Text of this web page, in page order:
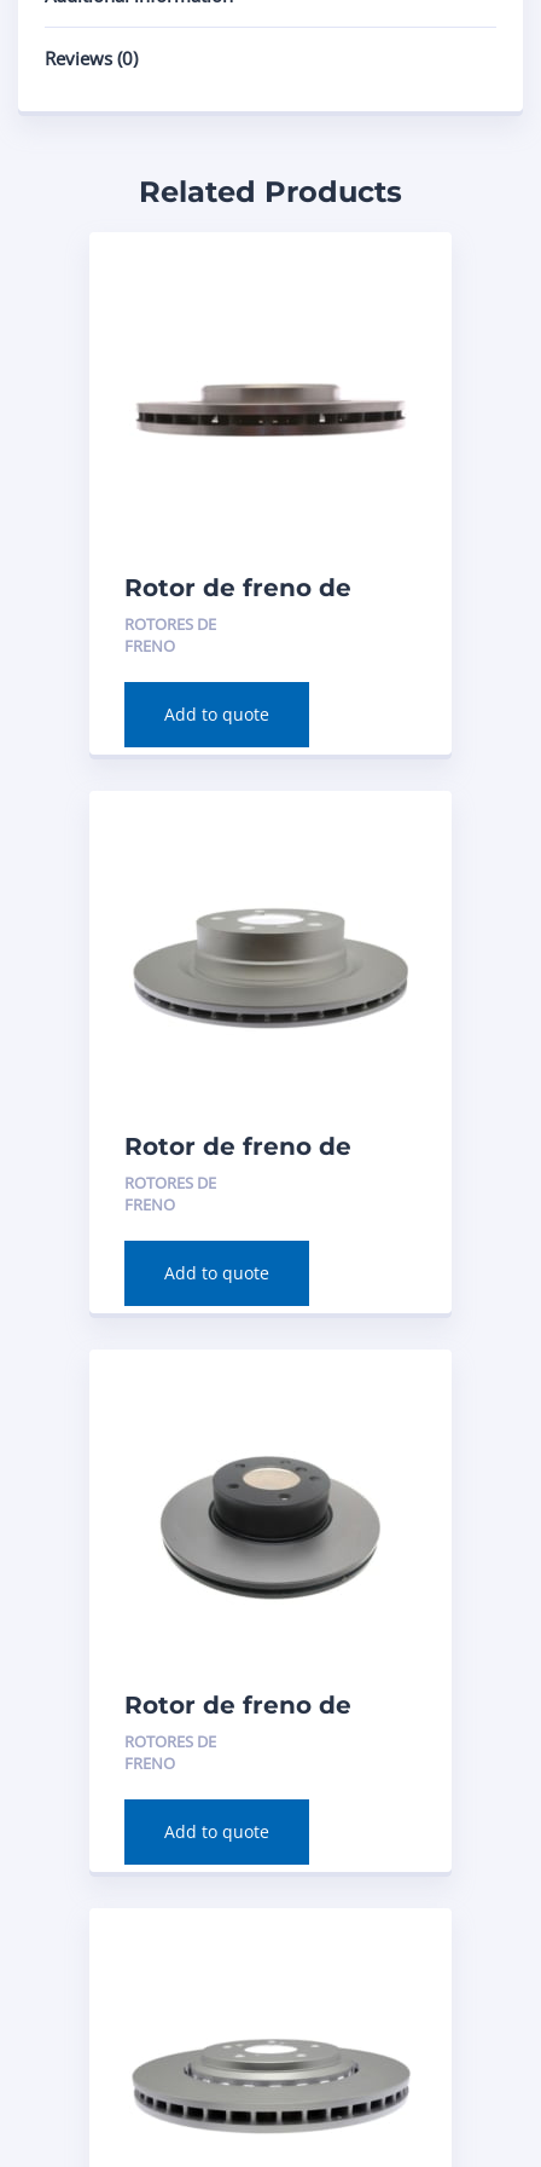
Reviews (0)
Related Products
Rotor de freno de
disco (delantero) para
Acura RDX 2020
ROTORES DE
FRENO
Add to quote
Rotor de freno de
disco (trasero) para
BMW 230i 2020
ROTORES DE
FRENO
Add to quote
Rotor de freno de
disco (delantero) para
BMW 230i 2020
ROTORES DE
FRENO
Add to quote